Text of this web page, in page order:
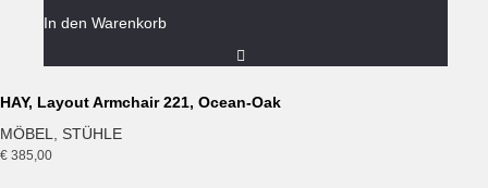
In den Warenkorb
HAY, Layout Armchair 221, Ocean-Oak
MÖBEL
STÜHLE
€ 385,00